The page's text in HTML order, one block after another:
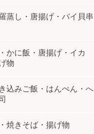
蒸し・唐揚げ・バイ貝串
かに飯・唐揚げ・イカ
物
込みご飯・はんぺん・へ
焼きそば・揚げ物